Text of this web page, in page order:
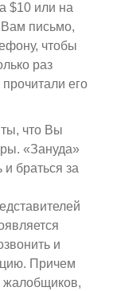
$10 или на
Вам письмо,
чтобы
раз
его
что Вы
«Зануда»
браться за
и
Причем
жалобщиков,